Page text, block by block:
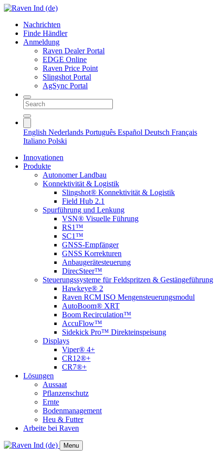
Nachrichten
Finde Händler
Anmeldung
Raven Dealer Portal
EDGE Online
Raven Price Point
Slingshot Portal
AgSync Portal
English Nederlands Português Español Deutsch Français
Italiano Polski
Innovationen
Produkte
Autonomer Landbau
Konnektivität & Logistik
Slingshot® Konnektivität & Logistik
Field Hub 2.1
Spurführung und Lenkung
VSN® Visuelle Führung
RS1™
SC1™
GNSS-Empfänger
GNSS Korrekturen
Anbaugerätesteuerung
DirecSteer™
Steuerungssysteme für Feldspritzen & Gestängeführung
Hawkeye® 2
Raven RCM ISO Mengensteuerungsmodul
AutoBoom® XRT
Boom Recirculation™
AccuFlow™
Sidekick Pro™ Direkteinspeisung
Displays
Viper® 4+
CR12®+
CR7®+
Lösungen
Aussaat
Pflanzenschutz
Ernte
Bodenmanagement
Heu & Futter
Arbeite bei Raven
Menu